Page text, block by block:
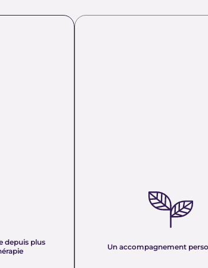
depuis plus
:
deux
son savoir
à
dans votre
Un accompagnement
Nous sélectionnons
minéraux pour vous offrir des
naturelles, non traitées et chargées
vibration et son authenticité afin
un produit à la hauteur de vos